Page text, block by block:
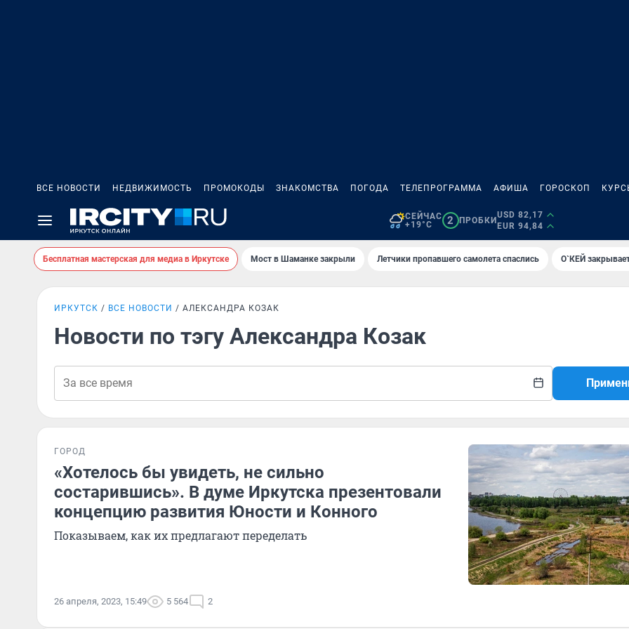
ВСЕ НОВОСТИ НЕДВИЖИМОСТЬ ПРОМОКОДЫ ЗНАКОМСТВА ПОГОДА ТЕЛЕПРОГРАММА АФИША ГОРОСКОП
СЕЙЧАС
+19°C
2 ПРОБКИ
USD 82,17
EUR 94,84
Бесплатная мастерская для медиа в Иркутске Мост в Шаманке закрыли Летчики пропавшего самолета спаслись О`КЕЙ
ИРКУТСК ВСЕ НОВОСТИ АЛЕКСАНДРА КОЗАК
Новости по тэгу Александра Козак
ГОРОД
«Хотелось бы увидеть, не сильно
состарившись». В думе Иркутска презентовали
концепцию развития Юности и Конного
Показываем, как их предлагают переделать
26 апреля, 2023, 15:49 5 564 2